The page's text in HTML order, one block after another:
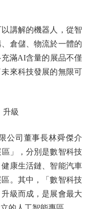
講解的機器人，從智
倉儲、物流於一體的
滿AI含量的展品不僅
來科技發展的無限可
級
司董事長林舜傑介
」，分別是數智科技
康生活鏈、智能汽車
。其中，「數智科技
級而成，是展會最大